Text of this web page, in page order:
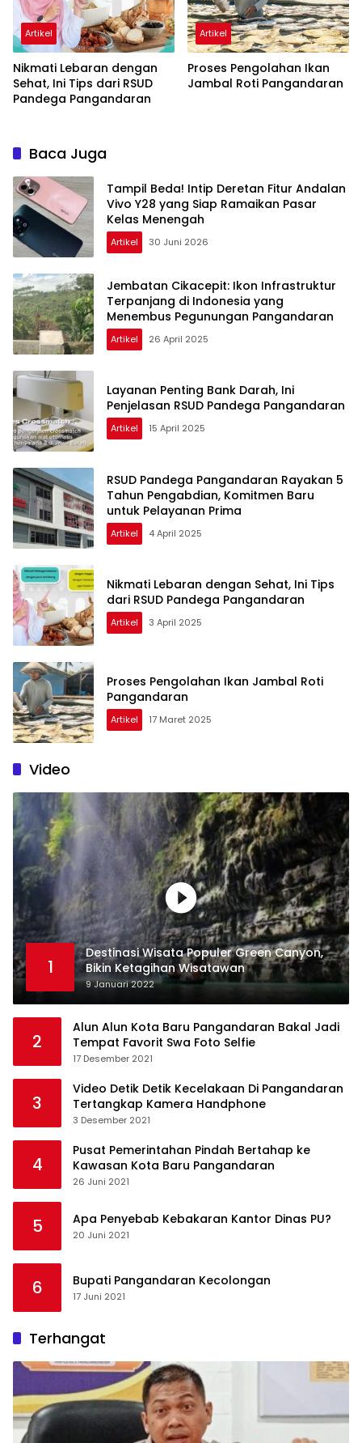
Artikel
Nikmati Lebaran dengan
Sehat, Ini Tips dari RSUD
Pandega Pangandaran
Artikel
Proses Pengolahan Ikan
Jambal Roti Pangandaran
Baca Juga
Tampil Beda! Intip Deretan Fitur Andalan
Vivo Y28 yang Siap Ramaikan Pasar
Kelas Menengah
Artikel 30 Juni 2026
Jembatan Cikacepit: Ikon Infrastruktur
Terpanjang di Indonesia yang
Menembus Pegunungan Pangandaran
Artikel 26 April 2025
Layanan Penting Bank Darah, Ini
Penjelasan RSUD Pandega Pangandaran
Artikel 15 April 2025
RSUD Pandega Pangandaran Rayakan 5
Tahun Pengabdian, Komitmen Baru
untuk Pelayanan Prima
Artikel 4 April 2025
Nikmati Lebaran dengan Sehat, Ini Tips
dari RSUD Pandega Pangandaran
Artikel 3 April 2025
Proses Pengolahan Ikan Jambal Roti
Pangandaran
Artikel 17 Maret 2025
Video
1
Destinasi Wisata Populer Green Canyon,
Bikin Ketagihan Wisatawan
9 Januari 2022
2
Alun Alun Kota Baru Pangandaran Bakal Jadi
Tempat Favorit Swa Foto Selfie
17 Desember 2021
3
Video Detik Detik Kecelakaan Di Pangandaran
Tertangkap Kamera Handphone
3 Desember 2021
4
Pusat Pemerintahan Pindah Bertahap ke
Kawasan Kota Baru Pangandaran
26 Juni 2021
5 Apa Penyebab Kebakaran Kantor Dinas PU?
20 Juni 2021
6 Bupati Pangandaran Kecolongan
17 Juni 2021
Terhangat